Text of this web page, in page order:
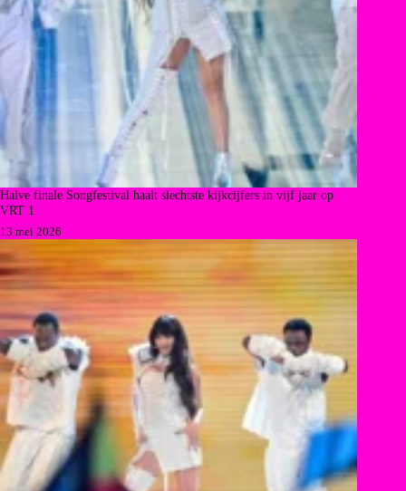
Halve finale Songfestival haalt slechtste kijkcijfers in vijf jaar op
VRT 1
13 mei 2026